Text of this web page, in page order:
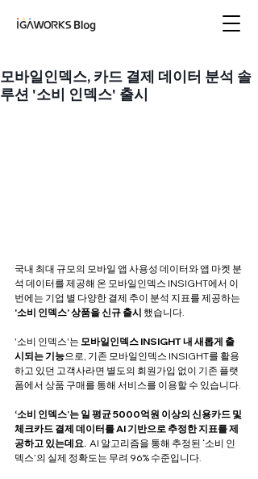
모바일인덱스, 카드 결제 데이터 분석 솔
루션 '소비 인덱스' 출시
국내 최대 규모의 모바일 앱 사용성 데이터와 앱 마켓 분
석 데이터를 제공해 온 모바일인덱스 INSIGHT에서 이
번에는 기업 별 다양한 결제 추이 분석 지표를 제공하는
'소비 인덱스' 상품을 신규 출시 했습니다.
'소비 인덱스'는 모바일인덱스 INSIGHT 내 새롭게 출
시되는 기능으로, 기존 모바일인덱스 INSIGHT를 활용
하고 있던 고객사라면 별도의 회원가입 없이 기존 플랫
폼에서 상품 구매를 통해 서비스를 이용할 수 있습니다.
‘소비 인덱스’는 일 평균 5000억원 이상의 신용카드 및
체크카드 결제 데이터를 AI 기반으로 추정한 지표를 제
공하고 있는데요. AI 알고리즘을 통해 추정된 ‘소비 인
덱스’의 실제 정확도는 무려 96% 수준입니다.